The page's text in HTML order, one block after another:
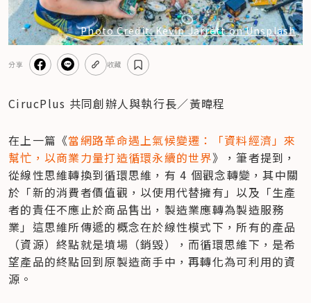
Photo Credit: Kevin Jarrett on Unsplash
分享 收藏
CirucPlus 共同創辦人與執行長／黃暐程
在上一篇《當網路革命遇上氣候變遷：「資料經濟」來
幫忙，以商業力量打造循環永續的世界》，筆者提到，
從線性思維轉換到循環思維，有 4 個觀念轉變，其中關
於「新的消費者價值觀，以使用代替擁有」以及「生產
者的責任不應止於商品售出，製造業應轉為製造服務
業」這思維所傳遞的概念在於線性模式下，所有的產品
（資源）終點就是墳場（銷毀），而循環思維下，是希
望產品的終點回到原製造商手中，再轉化為可利用的資
源。